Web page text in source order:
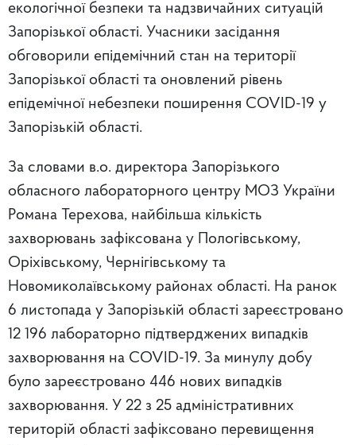
екологічної безпеки та надзвичайних ситуацій
Запорізької області. Учасники засідання
обговорили епідемічний стан на території
Запорізької області та оновлений рівень
епідемічної небезпеки поширення COVID-19 у
Запорізькій області.
За словами в.о. директора Запорізького
обласного лабораторного центру МОЗ України
Романа Терехова, найбільша кількість
захворювань зафіксована у Пологівському,
Оріхівському, Чернігівському та
Новомиколаївському районах області. На ранок
6 листопада у Запорізькій області зареєстровано
12 196 лабораторно підтверджених випадків
захворювання на COVID-19. За минулу добу
було зареєстровано 446 нових випадків
захворювання. У 22 з 25 адміністративних
територій області зафіксовано перевищення